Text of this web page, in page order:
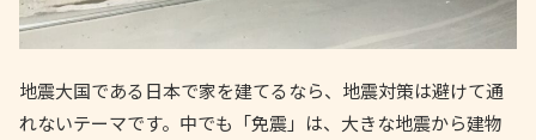
地震大国である日本で家を建てるなら、地震対策は避けて通
れないテーマです。中でも「免震」は、大きな地震から建物